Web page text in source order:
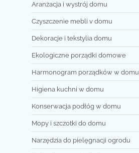
Aranżacja i wystrój domu
Czyszczenie mebli v domu
Dekoracje i tekstylia domu
Ekologiczne porządki domowe
Harmonogram porządków w domu
Higiena kuchni w domu
Konserwacja podłóg w domu
Mopy i szczotki do domu
Narzędzia do pielęgnacji ogrodu